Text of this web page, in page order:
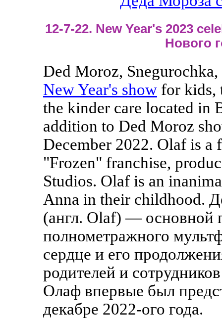
12-7-22. New Year's 2023
Нового
Ded Moroz,
New Year's show for kids,
the kinder care located in
addition to Ded Moroz
December 2022. Olaf is
"Frozen" franchise,
Studios. Olaf is an
Anna in their childhood.
(англ. Olaf) — основной
полнометражного
сердце и его
родителей и
Олаф впервые был
декабре 2022-ого года.